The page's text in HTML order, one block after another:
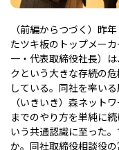
（前編からつづく）昨
たツキ板のトップメー
一・代表取締役社長）
クという大きな存続の
している。同社を率い
（いきいき）森ネット
までのやり方を単純に
いう共通認識に至った
か。同社取締役相談役